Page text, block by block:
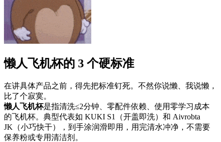
懒人飞机杯的 3 个硬标准
在讲具体产品之前，得先把标准钉死。不然你说懒、我说懒，
比了个寂寞。
懒人飞机杯是指清洗≤2分钟、零配件依赖、使用零学习成本
的飞机杯。典型代表如 KUKI S1（开盖即洗）和 Aivrobta
JK（小巧快干），到手涂润滑即用，用完清水冲净，不需要
保养粉或专用清洁剂。